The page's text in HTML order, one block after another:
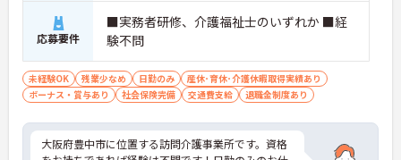
応募要件
■実務者研修、介護福祉士のいずれか ■経
験不問
未経験OK 残業少なめ 日勤のみ
産休･育休･介護休暇取得実績あり
ボーナス・賞与あり
社会保険完備 交通費支給 退職金制度あり
大阪府豊中市に位置する訪問介護事業所です。資格